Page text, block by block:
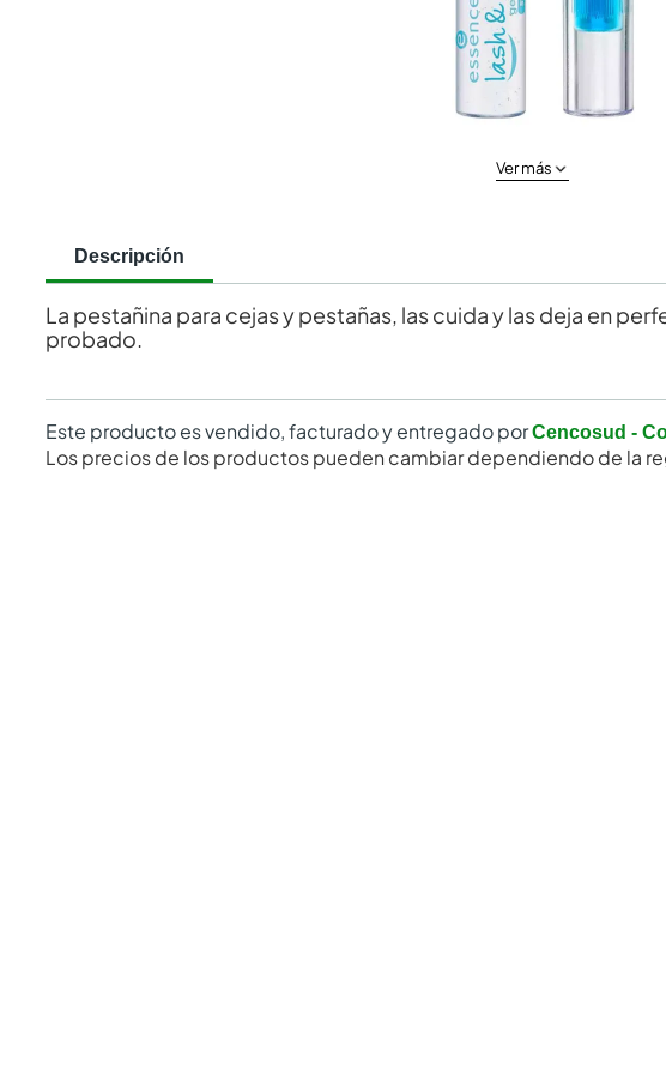
Ver más
Descripción
La pestañina para cejas y pestañas, las cuida y las deja en
probado.
Este producto es vendido, facturado y entregado porCencosud -
Los precios de los productos pueden cambiar dependiendo de la